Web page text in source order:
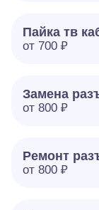
Пайка тв
от 700 ₽
Замена
от 800 ₽
Ремонт
от 800 ₽